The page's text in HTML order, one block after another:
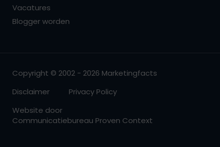
Vacatures
Blogger worden
Copyright © 2002 - 2026 Marketingfacts
Disclaimer
Privacy Policy
Website door
Communicatiebureau Proven Context